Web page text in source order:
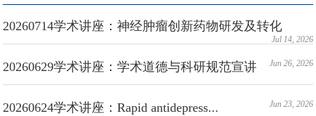
20260714学术讲座：神经肿瘤创新药物研发及转化
Jul 14, 2026
20260629学术讲座：学术道德与科研规范宣讲 Jun 26, 2026
20260624学术讲座：Rapid antidepress... Jun 23, 2026